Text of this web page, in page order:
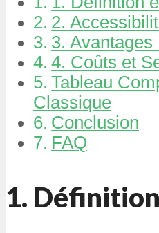
2.
3.
4. Coûts et
Tableau
Classique
Conclusion
FAQ
1.